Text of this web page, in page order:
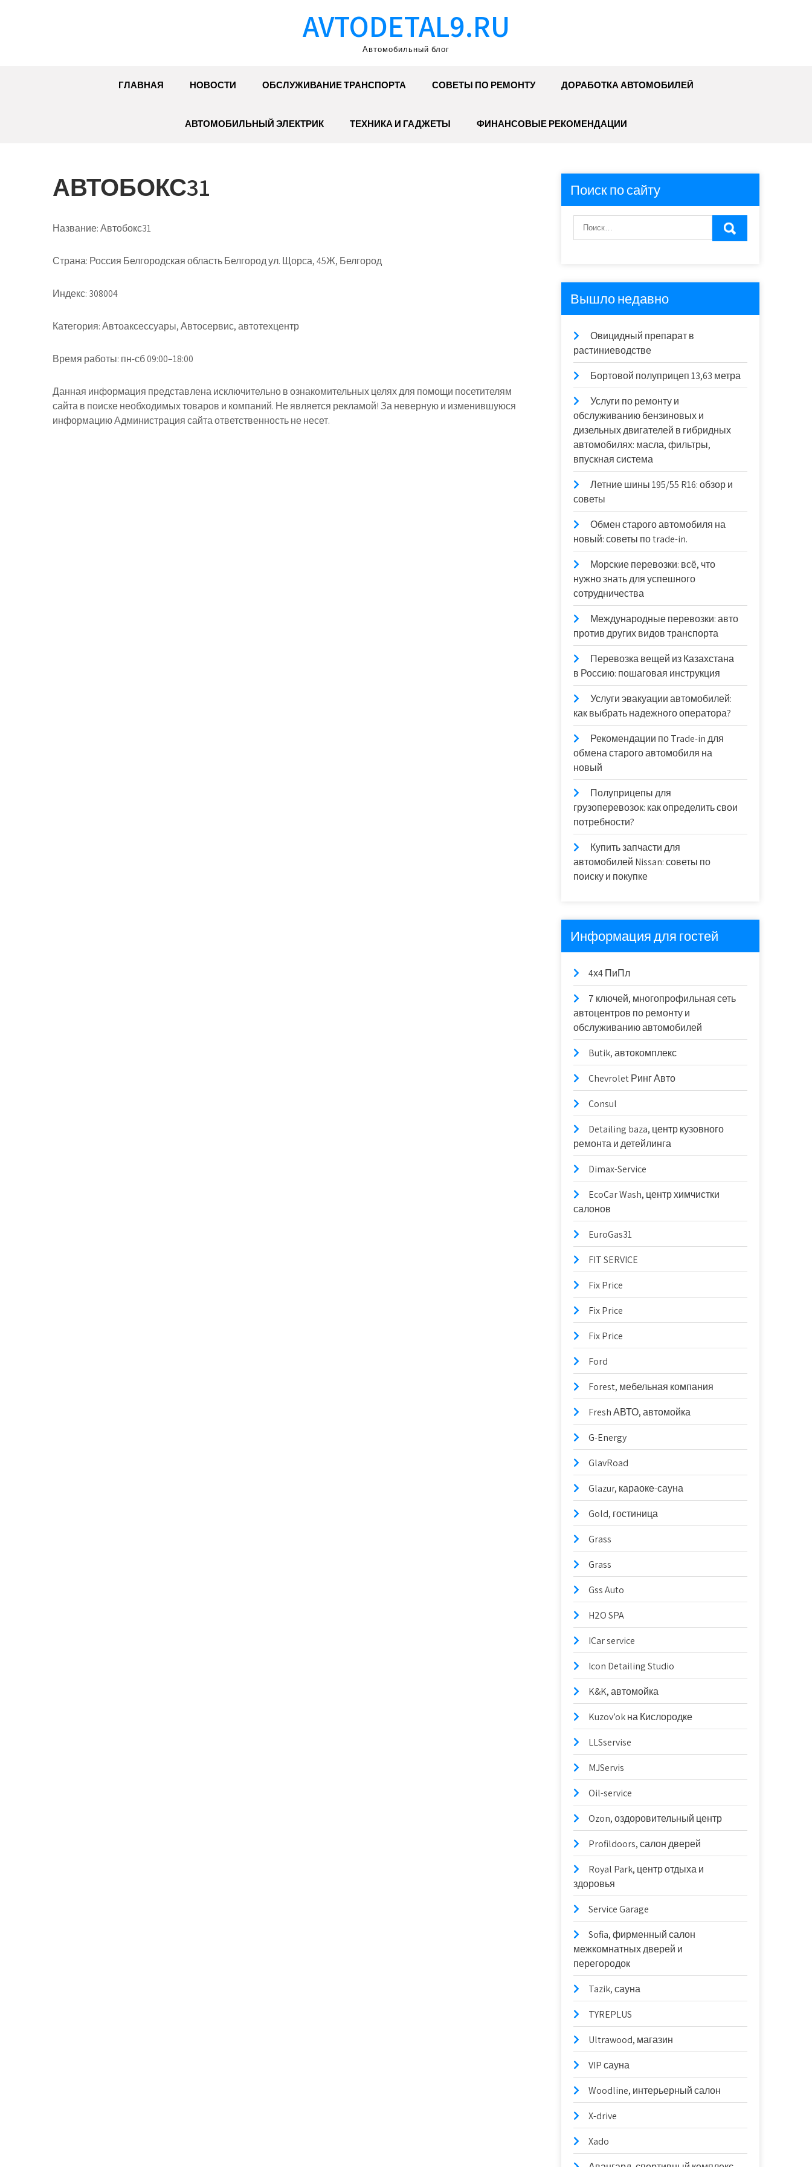
AVTODETAL9.RU
Автомобильный блог
ГЛАВНАЯ НОВОСТИ ОБСЛУЖИВАНИЕ ТРАНСПОРТА СОВЕТЫ ПО РЕМОНТУ ДОРАБОТКА АВТОМОБИЛЕЙ
АВТОМОБИЛЬНЫЙ ЭЛЕКТРИК ТЕХНИКА И ГАДЖЕТЫ ФИНАНСОВЫЕ РЕКОМЕНДАЦИИ
АВТОБОКС31
Название:Автобокс31
Страна: Россия Белгородская область Белгород ул. Щорса, 45Ж, Белгород
Индекс: 308004
Категория:Автоаксессуары, Автосервис, автотехцентр
Время работы: пн-сб 09:00–18:00
Данная информация представлена исключительно в ознакомительных целях для помощи посетителям
сайта в поиске необходимых товаров и компаний. Не является рекламой! За неверную и изменившуюся
информацию Администрация сайта ответственность не несет.
Поиск по сайту
Вышло недавно
Овицидный препарат в
растиниеводстве
Бортовой полуприцеп 13,63 метра
Услуги по ремонту и
обслуживанию бензиновых и
дизельных двигателей в гибридных
автомобилях: масла, фильтры,
впускная система
Летние шины 195/55 R16: обзор и
советы
Обмен старого автомобиля на
новый: советы по trade-in.
Морские перевозки: всё, что
нужно знать для успешного
сотрудничества
Международные перевозки: авто
против других видов транспорта
Перевозка вещей из Казахстана
в Россию: пошаговая инструкция
Услуги эвакуации автомобилей:
как выбрать надежного оператора?
Рекомендации по Trade-in для
обмена старого автомобиля на
новый
Полуприцепы для
грузоперевозок: как определить свои
потребности?
Купить запчасти для
автомобилей Nissan: советы по
поиску и покупке
Информация для гостей
4х4 ПиПл
7 ключей, многопрофильная сеть
автоцентров по ремонту и
обслуживанию автомобилей
Butik, автокомплекс
Chevrolet Ринг Авто
Consul
Detailing baza, центр кузовного
ремонта и детейлинга
Dimax-Service
EcoCar Wash, центр химчистки
салонов
EuroGas31
FIT SERVICE
Fix Price
Fix Price
Fix Price
Ford
Forest, мебельная компания
Fresh АВТО, автомойка
G-Energy
GlavRoad
Glazur, караоке-сауна
Gold, гостиница
Grass
Grass
Gss Auto
H2O SPA
ICar service
Icon Detailing Studio
K&K, автомойка
Kuzov’ok на Кислородке
LLSservise
MJServis
Oil-service
Ozon, оздоровительный центр
Profildoors, салон дверей
Royal Park, центр отдыха и
здоровья
Service Garage
Sofia, фирменный салон
межкомнатных дверей и
перегородок
Tazik, сауна
TYREPLUS
Ultrawood, магазин
VIP сауна
Woodline, интерьерный салон
X-drive
Xado